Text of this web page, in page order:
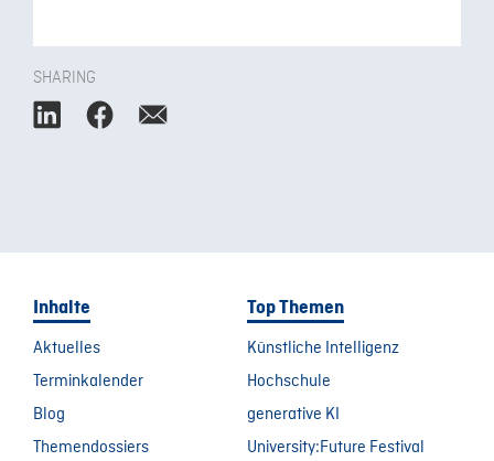
SHARING
Inhalte
Aktuelles
Terminkalender
Blog
Themendossiers
Top Themen
Künstliche Intelligenz
Hochschule
generative KI
University:Future Festival